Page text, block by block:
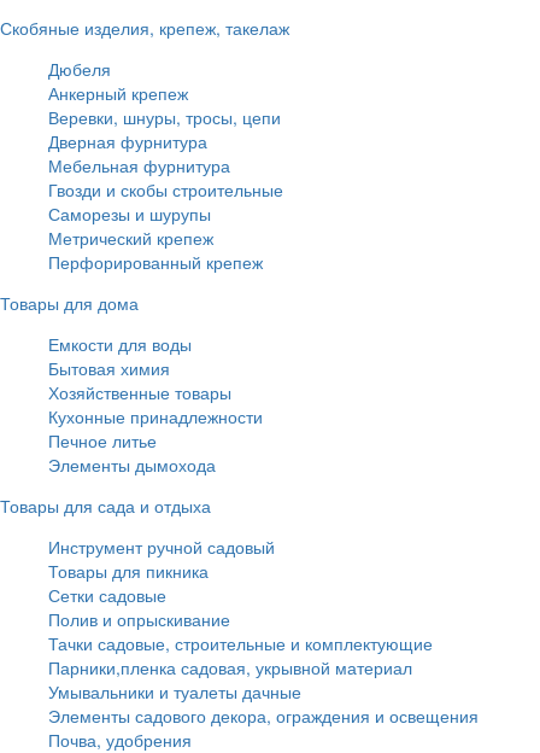
Скобяные изделия, крепеж, такелаж
Дюбеля
Анкерный крепеж
Веревки, шнуры, тросы, цепи
Дверная фурнитура
Мебельная фурнитура
Гвозди и скобы строительные
Саморезы и шурупы
Метрический крепеж
Перфорированный крепеж
Товары для дома
Емкости для воды
Бытовая химия
Хозяйственные товары
Кухонные принадлежности
Печное литье
Элементы дымохода
Товары для сада и отдыха
Инструмент ручной садовый
Товары для пикника
Сетки садовые
Полив и опрыскивание
Тачки садовые, строительные и комплектующие
Парники,пленка садовая, укрывной материал
Умывальники и туалеты дачные
Элементы садового декора, ограждения и освещения
Почва, удобрения